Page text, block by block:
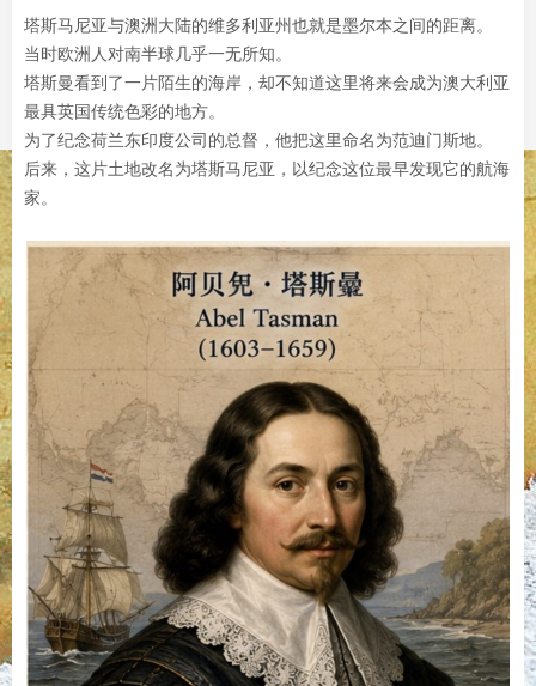
塔斯马尼亚与澳洲大陆的维多利亚州也就是墨尔本之间的距离。
当时欧洲人对南半球几乎一无所知。
塔斯曼看到了一片陌生的海岸，却不知道这里将来会成为澳大利亚
最具英国传统色彩的地方。
为了纪念荷兰东印度公司的总督，他把这里命名为范迪门斯地。
后来，这片土地改名为塔斯马尼亚，以纪念这位最早发现它的航海
家。